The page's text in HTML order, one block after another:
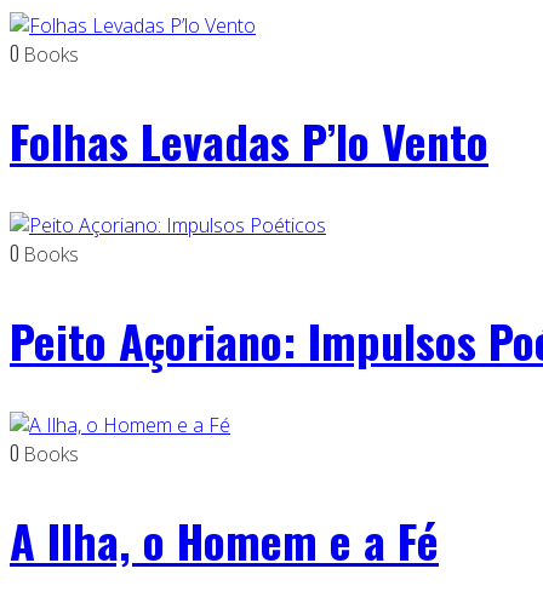
0 Books
Folhas Levadas P’lo Vento
0 Books
Peito Açoriano: Impulsos
0 Books
A Ilha, o Homem e a Fé